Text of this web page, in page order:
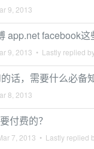
9, 2013
app.net facebook这
9, 2013 • Lastly replied
话，需要什么必备
8, 2013
付费的？
7, 2013 • Lastly replied